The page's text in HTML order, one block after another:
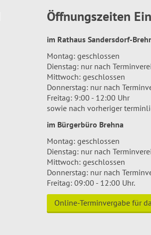
Öffnungszeiten
im Rathaus Sandersdorf-
Montag: geschlossen
Dienstag: nur nach
Mittwoch: geschlossen
Donnerstag: nur nach
Freitag: 9:00 - 12:00 Uhr
sowie nach vorheriger
im Bürgerbüro Brehna
Montag: geschlossen
Dienstag: nur nach
Mittwoch: geschlossen
Donnerstag: nur nach
Freitag: 09:00 - 12:00 Uhr.
Online-Terminvergabe für